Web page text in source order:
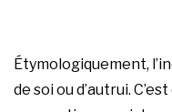
Étymologiquement,
de soi ou d’autrui.